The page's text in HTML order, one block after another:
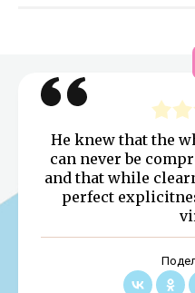
He knew that the
can never be
and that while
perfect